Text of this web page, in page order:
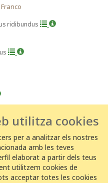
ridibundus
utilitza cookies
per a analitzar els nostres
amb les teves
elaborat a partir dels teus
utilitzem cookies de
acceptar totes les cookies